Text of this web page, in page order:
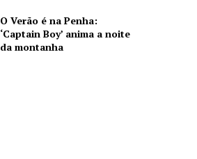
O Verão é na Penha:
‘Captain Boy’ anima a noite
da montanha